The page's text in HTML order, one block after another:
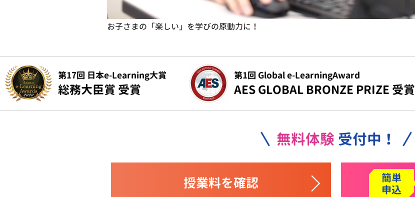
初めはマイクラで楽しく基本を学びます
第17回 日本e-Learning大賞
総務大臣賞 受賞
第1回 Global e-LearningAward
AES GLOBAL BRONZE PRIZE 受賞
無料体験 受付中！
授業料を確認
簡単
申込